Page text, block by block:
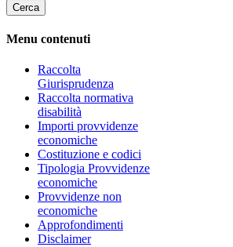
Menu contenuti
Raccolta
Giurisprudenza
Raccolta normativa
disabilità
Importi provvidenze
economiche
Costituzione e codici
Tipologia Provvidenze
economiche
Provvidenze non
economiche
Approfondimenti
Disclaimer